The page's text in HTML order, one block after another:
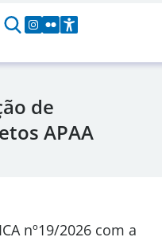
de
APAA
nº19/2026 com a